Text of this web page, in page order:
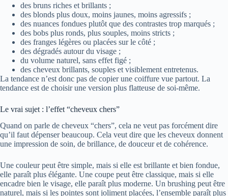
des bruns riches et brillants ;
des blonds plus doux, moins jaunes, moins agressifs ;
des nuances fondues plutôt que des contrastes trop marqués ;
des bobs plus ronds, plus souples, moins stricts ;
des franges légères ou placées sur le côté ;
des dégradés autour du visage ;
du volume naturel, sans effet figé ;
des cheveux brillants, souples et visiblement entretenus.
La tendance n’est donc pas de copier une coiffure vue partout. La
tendance est de choisir une version plus flatteuse de soi-même.
Le vrai sujet : l’effet “cheveux chers”
Quand on parle de cheveux “chers”, cela ne veut pas forcément dire
qu’il faut dépenser beaucoup. Cela veut dire que les cheveux donnent
une impression de soin, de brillance, de douceur et de cohérence.
Une couleur peut être simple, mais si elle est brillante et bien fondue,
elle paraît plus élégante. Une coupe peut être classique, mais si elle
encadre bien le visage, elle paraît plus moderne. Un brushing peut être
naturel, mais si les pointes sont joliment placées, l’ensemble paraît plus